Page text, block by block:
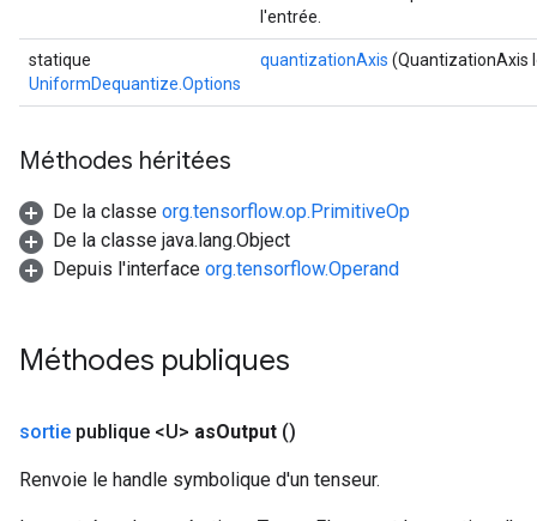
l'entrée.
statique
UniformDequantize.Options
quantizationAxis (QuantizationAxis
Méthodes héritées
De la classe org.tensorflow.op.PrimitiveOp
De la classe java.lang.Object
Depuis l'interface org.tensorflow.Operand
Méthodes publiques
sortie publique <U> asOutput ()
Renvoie le handle symbolique d'un tenseur.